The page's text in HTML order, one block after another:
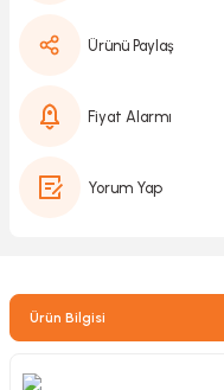
Ürünü Paylaş
Fiyat Alarmı
Yorum Yap
Ürün Bilgisi